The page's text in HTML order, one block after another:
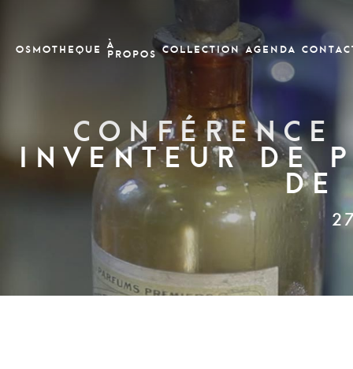
OSMOTHEQUE À
PROPOS COLLECTION Agenda
inventeur de
de